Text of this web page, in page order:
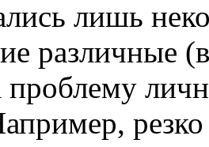
лишь
различные
проблему